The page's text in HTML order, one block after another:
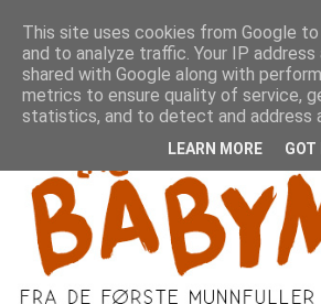
This site uses cookies from Google
and to analyze traffic. Your IP address
shared with Google along with
metrics to ensure quality of service,
statistics, and to detect and address
LEARN MORE GOT